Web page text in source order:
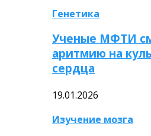
Генетика
Ученые МФТИ
аритмию на
сердца
19.01.2026
Изучение мозга